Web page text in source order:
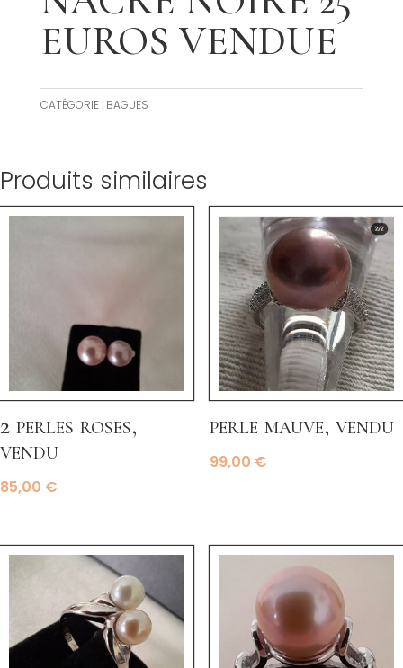
EUROS VENDUE
CATÉGORIE : BAGUES
Produits similaires
2 perles roses,
vendu
85,00 €
perle mauve, vendu
99,00 €